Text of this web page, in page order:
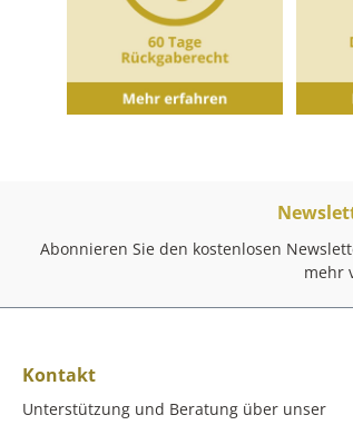
Abonnieren Sie den kostenlosen
mehr
Kontakt
Unterstützung und Beratung über unser